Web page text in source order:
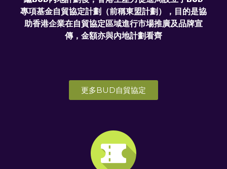
專項基金自貿協定計劃（前稱東盟計劃），目的是協
助香港企業在自貿協定區域進行市場推廣及品牌宣
傳，金額亦與內地計劃看齊
更多BUD自貿協定